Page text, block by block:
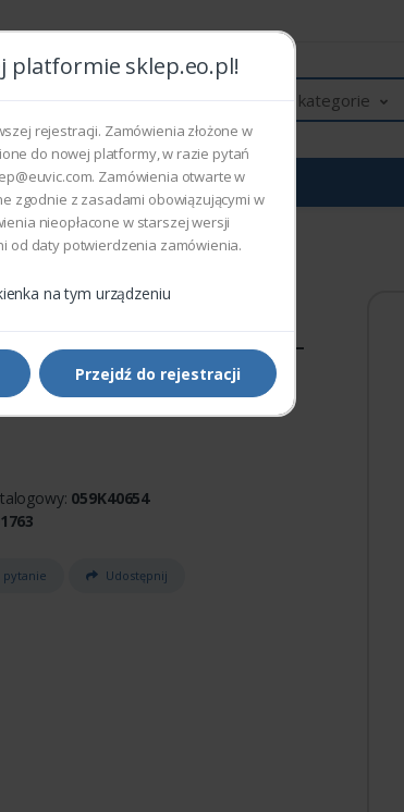
Wszystkie kategorie
platformie sklep.eo.pl!
rejestracji. Zamówienia złożone w
do nowej platformy, w razie pytań
Zamówienia otwarte w
zgodnie z zasadami obowiązującymi w
nieopłacone w starszej wersji
od daty potwierdzenia zamówienia.
na tym urządzeniu
Przejdź do rejestracji
- FEED ROLL
i kopiarek
- FEED ROLL
059K40654
pytanie Udostępnij